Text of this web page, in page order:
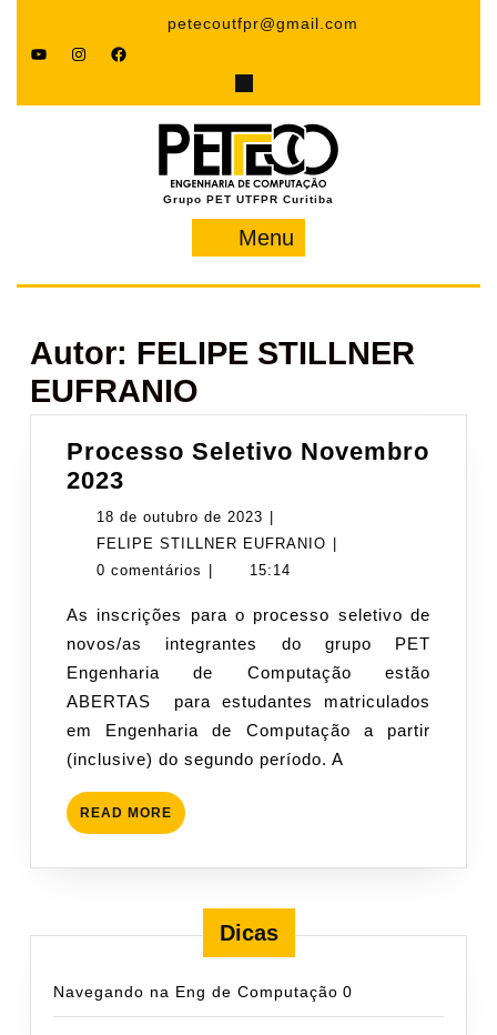
petecoutfpr@gmail.com
YouTubeInstagramFacebook
Grupo PET UTFPR Curitiba
Menu
Autor: FELIPE STILLNER
EUFRANIO
Processo Seletivo Novembro
2023
Seletivo
Novembro
2023
18 de outubro de 2023 18
de
outubro
2023
FELIPE STILLNER EUFRANIO FELIPE
0 comentários
15:14
As inscrições para o processo seletivo de
novos/as integrantes do grupo PET
Engenharia de Computação estão
ABERTAS para estudantes matriculados
em Engenharia de Computação a partir
(inclusive) do segundo período. A
READ MORE READ
MORE
Dicas
Navegando na Eng de Computação 0